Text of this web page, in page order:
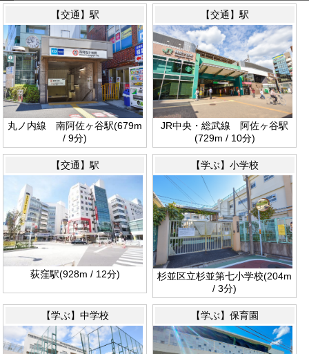
【交通】駅
丸ノ内線 南阿佐ヶ谷駅(679m
/ 9分)
【交通】駅
JR中央・総武線 阿佐ヶ谷駅
(729m / 10分)
【交通】駅
荻窪駅(928m / 12分)
【学ぶ】小学校
杉並区立杉並第七小学校(204m
/ 3分)
【学ぶ】中学校 【学ぶ】保育園